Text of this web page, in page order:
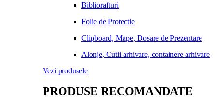
Bibliorafturi
Folie de Protectie
Clipboard, Mape, Dosare de Prezentare
Alonje, Cutii arhivare, containere arhivare
Vezi produsele
PRODUSE RECOMANDATE